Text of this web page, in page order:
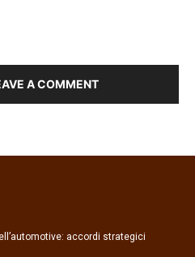
A COMMENT
accordi strategici